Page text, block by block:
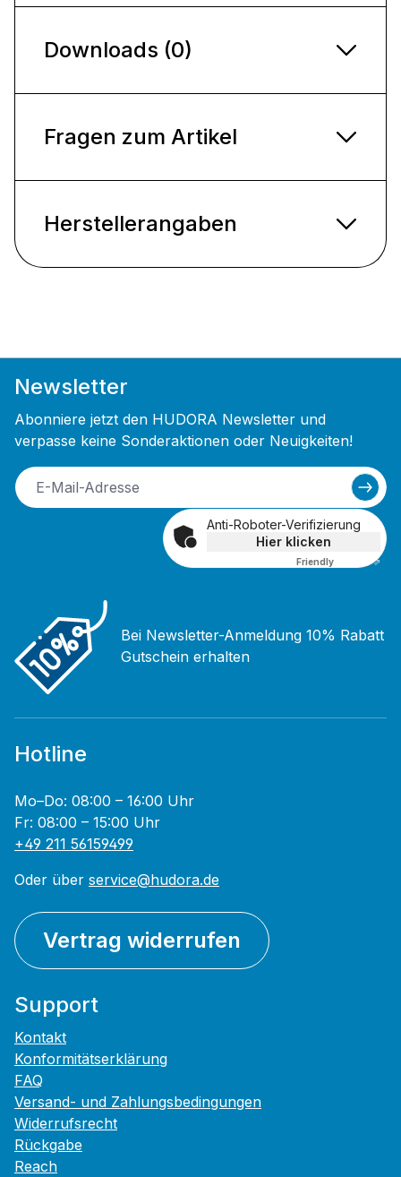
Downloads (0)
Fragen zum Artikel
Herstellerangaben
Newsletter
Abonniere jetzt den HUDORA Newsletter und
verpasse keine Sonderaktionen oder Neuigkeiten!
Anti-Roboter-Verifizierung
Hier klicken
Friendly Captcha ⇗
Bei Newsletter-Anmeldung 10% Rabatt
Gutschein erhalten
Hotline
Mo–Do: 08:00 – 16:00 Uhr
Fr: 08:00 – 15:00 Uhr
+49 211 56159499
Oder über service@hudora.de
Vertrag widerrufen
Support
Kontakt
Konformitätserklärung
FAQ
Versand- und Zahlungsbedingungen
Widerrufsrecht
Rückgabe
Reach